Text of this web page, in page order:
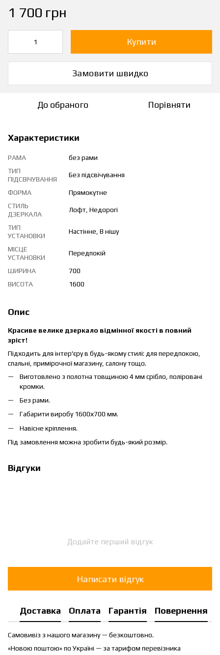
1 700 грн
Купити
Замовити швидко
До обраного Порівняти
Характеристики
РАМА
без рами
ТИП
ПІДСВІЧУВАННЯ
Без підсвічування
ФОРМА
Прямокутне
СТИЛЬ
ДЗЕРКАЛА
Лофт, Недорогі
ТИП
УСТАНОВКИ
Настінне, В нішу
МІСЦЕ
УСТАНОВКИ
Передпокій
ШИРИНА
700
ВИСОТА
1600
Опис
Красиве велике дзеркало відмінної якості в повний
зріст!
Підходить для інтер'єру в будь-якому стилі: для передпокою,
спальні, примірочної магазину, салону тощо.
Виготовлено з полотна товщиною 4 мм срібло, поліровані
кромки.
Без рами.
Габарити виробу 1600х700 мм.
Навісне кріплення.
Під замовлення можна зробити будь-який розмір.
Відгуки
Додайте перший відгук
Написати відгук
Доставка Оплата Гарантія Повернення
Самовивіз з нашого магазину — безкоштовно.
«Новою поштою» по Україні — за тарифом перевізника